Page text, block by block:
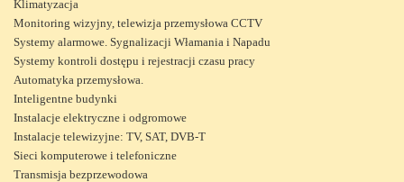
Klimatyzacja
Monitoring wizyjny, telewizja przemysłowa CCTV
Systemy alarmowe. Sygnalizacji Włamania i Napadu
Systemy kontroli dostępu i rejestracji czasu pracy
Automatyka przemysłowa.
Inteligentne budynki
Instalacje elektryczne i odgromowe
Instalacje telewizyjne: TV, SAT, DVB-T
Sieci komputerowe i telefoniczne
Transmisja bezprzewodowa